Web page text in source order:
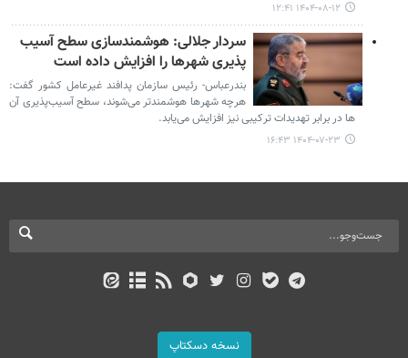
۱۴۰۴-۰۸-۱۲ ۱۲:۴۱
سردار جلالی: هوشمندسازی سطح آسیب
پذیری شهرها را افزایش داده است
بندرعباس- رئیس سازمان پدافند غیرعامل کشور گفت:
هرچه شهرها هوشمندتر می‌شوند، سطح آسیب‌پذیری آن
ها در برابر تهدیدات ترکیبی نیز افزایش می‌یابد.
۱۴۰۴-۰۷-۲۳ ۱۶:۴۳
نسخه دسکتاپ